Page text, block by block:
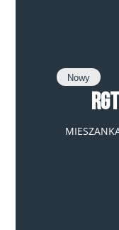
Nowy